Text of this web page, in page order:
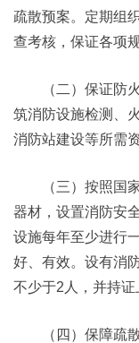
疏散预案。定期组
查考核，保证各项
（二）保证防火
筑消防设施检测、
消防站建设等所需
（三）按照国家
器材，设置消防安
设施每年至少进行
好、有效。设有消
不少于2人，并持证
（四）保障疏散